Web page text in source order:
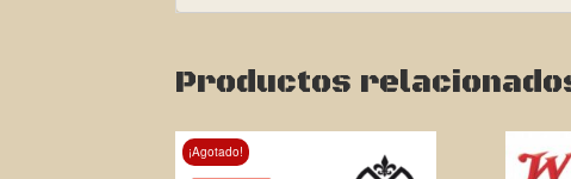
Productos
¡Agotado!